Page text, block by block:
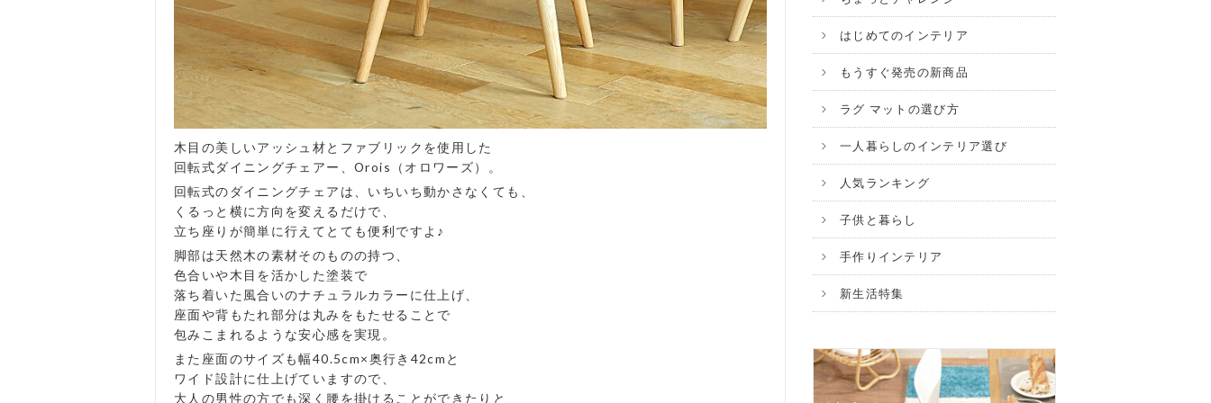
木目の美しいアッシュ材とファブリックを使用した
回転式ダイニングチェアー、Orois（オロワーズ）。
回転式のダイニングチェアは、いちいち動かさなくても、
くるっと横に方向を変えるだけで、
立ち座りが簡単に行えてとても便利ですよ♪
脚部は天然木の素材そのものの持つ、
色合いや木目を活かした塗装で
落ち着いた風合いのナチュラルカラーに仕上げ、
座面や背もたれ部分は丸みをもたせることで
包みこまれるような安心感を実現。
また座面のサイズも幅40.5cm×奥行き42cmと
ワイド設計に仕上げていますので、
大人の男性の方でも深く腰を掛けることができたりと
はじめてのインテリア
もうすぐ発売の新商品
ラグ マットの選び方
一人暮らしのインテリア選び
人気ランキング
子供と暮らし
手作りインテリア
新生活特集